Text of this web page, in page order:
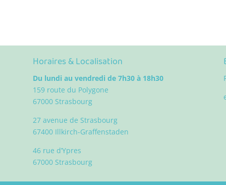
Horaires & Localisation
Du lundi au vendredi de 7h30 à 18h30
159 route du Polygone
67000 Strasbourg
27 avenue de Strasbourg
67400 Illkirch-Graffenstaden
46 rue d’Ypres
67000 Strasbourg